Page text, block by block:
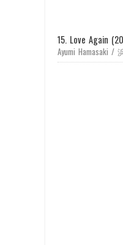
15. Love Again
Ayumi Hamasaki /